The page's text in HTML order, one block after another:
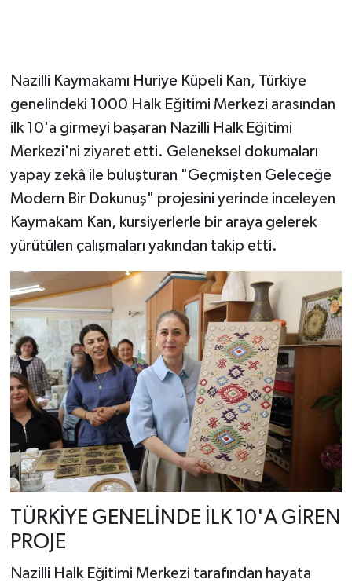
Nazilli Kaymakamı Huriye Küpeli Kan, Türkiye
genelindeki 1000 Halk Eğitimi Merkezi arasından
ilk 10'a girmeyi başaran Nazilli Halk Eğitimi
Merkezi'ni ziyaret etti. Geleneksel dokumaları
yapay zekâ ile buluşturan "Geçmişten Geleceğe
Modern Bir Dokunuş" projesini yerinde inceleyen
Kaymakam Kan, kursiyerlerle bir araya gelerek
yürütülen çalışmaları yakından takip etti.
TÜRKİYE GENELİNDE İLK 10'A GİREN
PROJE
Nazilli Halk Eğitimi Merkezi tarafından hayata